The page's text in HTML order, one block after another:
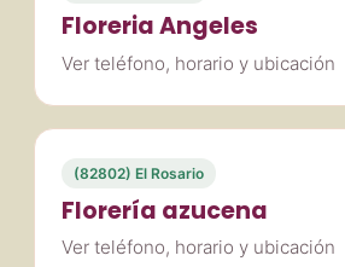
Floreria Angeles
Ver teléfono, horario y ubicación
(82802) El Rosario
Florería azucena
Ver teléfono, horario y ubicación